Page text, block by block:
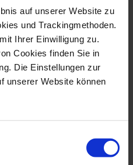
auf unserer Website zu
und Trackingmethoden.
Ihrer Einwilligung zu.
Cookies finden Sie in
Die Einstellungen zur
unserer Website können
Made to Order
$103.00